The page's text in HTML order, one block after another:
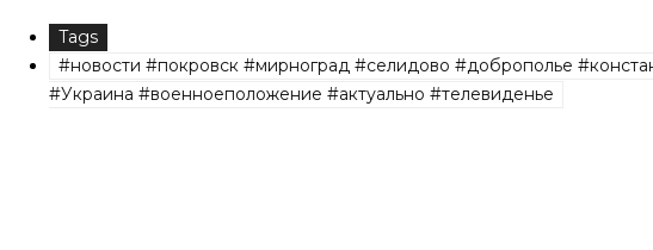
Tags
#новости #покровск #мирноград #селидово #доброполье
#Украина #военноеположение #актуально #телевиденье